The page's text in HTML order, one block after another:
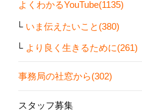
よくわかるYouTube(1135)
いま伝えたいこと(380)
より良く生きるために(261)
事務局の社窓から(302)
スタッフ募集